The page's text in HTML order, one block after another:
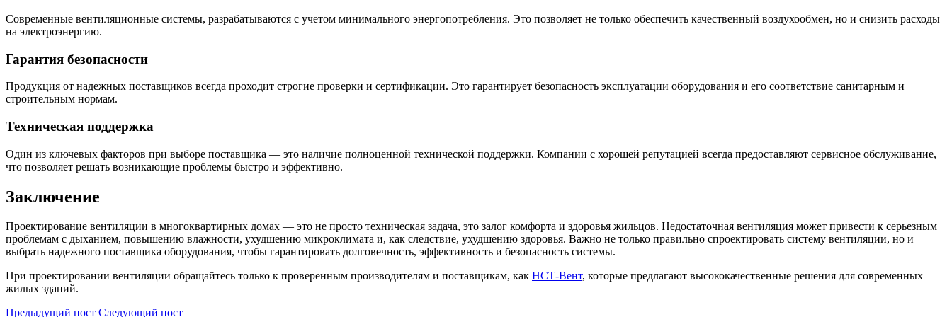
Современные вентиляционные системы, разрабатываются с учетом минимального энергопотребления. Это позволяет не только обеспечить качественный воздухообмен, но и снизить расходы
на электроэнергию.
Гарантия безопасности
Продукция от надежных поставщиков всегда проходит строгие проверки и сертификации. Это гарантирует безопасность эксплуатации оборудования и его соответствие санитарным и
строительным нормам.
Техническая поддержка
Один из ключевых факторов при выборе поставщика — это наличие полноценной технической поддержки. Компании с хорошей репутацией всегда предоставляют сервисное обслуживание,
что позволяет решать возникающие проблемы быстро и эффективно.
Заключение
Проектирование вентиляции в многоквартирных домах — это не просто техническая задача, это залог комфорта и здоровья жильцов. Недостаточная вентиляция может привести к серьезным
проблемам с дыханием, повышению влажности, ухудшению микроклимата и, как следствие, ухудшению здоровья. Важно не только правильно спроектировать систему вентиляции, но и
выбрать надежного поставщика оборудования, чтобы гарантировать долговечность, эффективность и безопасность системы.
При проектировании вентиляции обращайтесь только к проверенным производителям и поставщикам, как НСТ-Вент, которые предлагают высококачественные решения для современных
жилых зданий.
Предыдущий пост Следующий пост